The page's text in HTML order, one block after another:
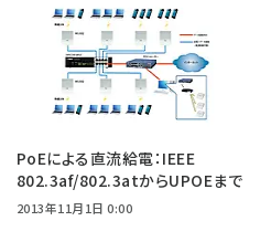
PoEによる直流給電：IEEE
802.3af/802.3atからUPOEまで
2013年11月1日 0:00